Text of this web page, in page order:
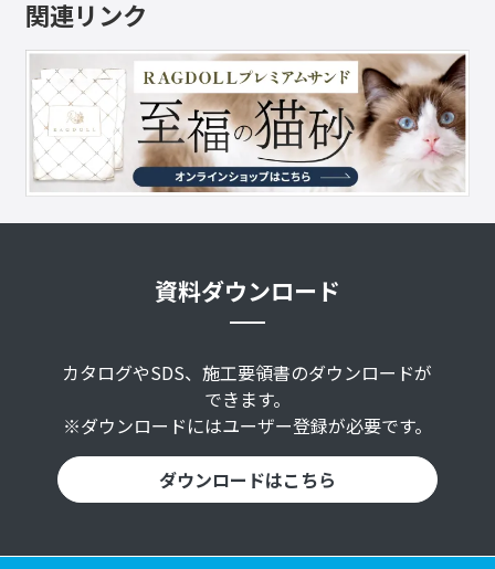
関連リンク
資料ダウンロード
カタログやSDS、施工要領書のダウンロードが
できます。
※ダウンロードにはユーザー登録が必要です。
ダウンロードはこちら